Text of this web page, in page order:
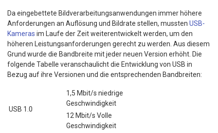
Da eingebettete Bildverarbeitungsanwendungen immer höhere
Anforderungen an Auflösung und Bildrate stellen, mussten USB-
Kameras im Laufe der Zeit weiterentwickelt werden, um den
höheren Leistungsanforderungen gerecht zu werden. Aus diesem
Grund wurde die Bandbreite mit jeder neuen Version erhöht. Die
folgende Tabelle veranschaulicht die Entwicklung von USB in
Bezug auf ihre Versionen und die entsprechenden Bandbreiten:
USB 1.0
1,5 Mbit/s niedrige
Geschwindigkeit
12 Mbit/s Volle
Geschwindigkeit